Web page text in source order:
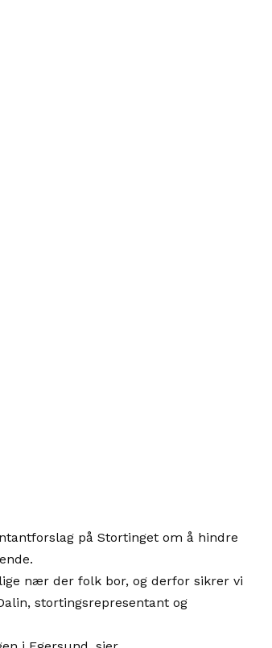
på Stortinget om å hindre
nær der folk bor, og derfor sikrer vi
stortingsrepresentant og